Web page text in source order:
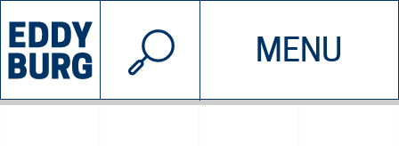
MENU
INIZIATIVE CHI SIAMO
© 2026 EDDYBURG